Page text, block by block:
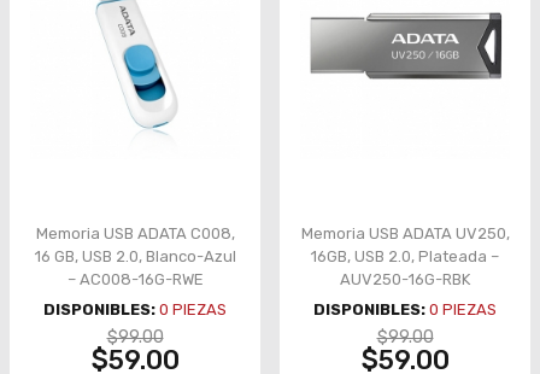
Memoria USB ADATA C008,
16 GB, USB 2.0, Blanco-Azul
– AC008-16G-RWE
DISPONIBLES: 0 PIEZAS
$99.00
$59.00
Memoria USB ADATA UV250,
16GB, USB 2.0, Plateada –
AUV250-16G-RBK
DISPONIBLES: 0 PIEZAS
$99.00
$59.00